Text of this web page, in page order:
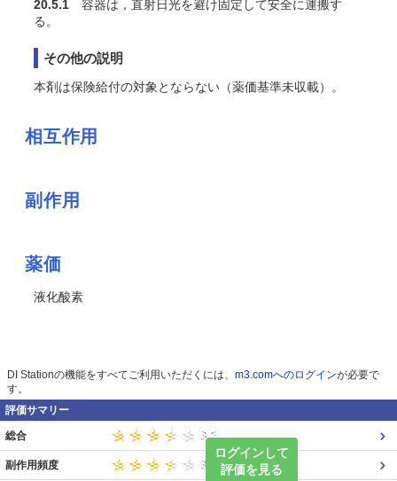
20.5.1 容器は，直射日光を避け固定して安全に運搬す
る。
その他の説明
本剤は保険給付の対象とならない（薬価基準未収載）。
相互作用
副作用
薬価
液化酸素
DI Stationの機能をすべてご利用いただくには、 m3.comへのログインが必要で
す。
評価サマリー
ログインして
評価を見る
総合
副作用頻度